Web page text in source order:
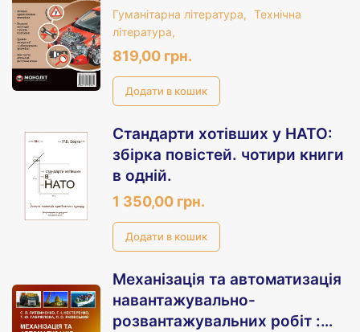
Гуманітарна література, Технічна
література,
819,00 грн.
Стандарти хотівших у НАТО:
збірка повістей. чотири книги
в одній.
1 350,00 грн.
Механізація та автоматизація
навантажувально-
розвантажувальних робіт :